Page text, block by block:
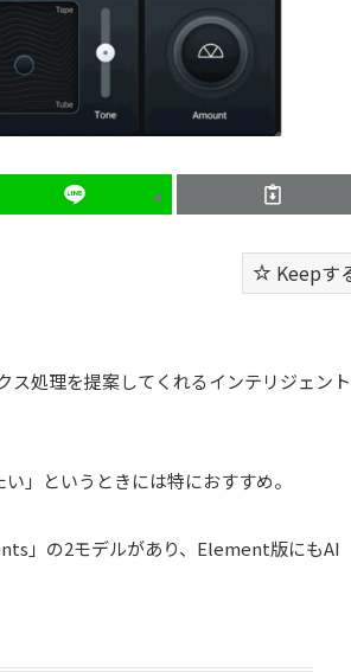
Keepす
処理を提案してくれるインテリジェント
」というときには特におすすめ。
」の2モデルがあり、Element版にもAI